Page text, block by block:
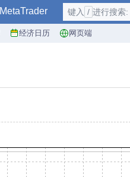
MetaTrader
经济日历 网页端
键入 / 进行搜索: